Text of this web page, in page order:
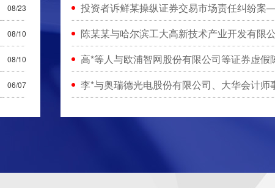
08/23
08/10
08/10
06/07
投资者诉鲜某操纵证券交易市场责任纠纷
陈某某与哈尔滨工大高新技术产业开发有限
高*等人与欧浦智网股份有限公司等证券虚假
李*与奥瑞德光电股份有限公司、大华会计师